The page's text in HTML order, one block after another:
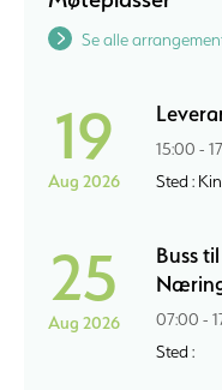
Se alle
19
Aug 2026
15:00 -
Sted :
25
Aug 2026
Buss
07:00 -
Sted :